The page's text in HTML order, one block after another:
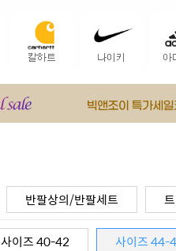
반팔상의/반팔세트
사이즈 40-42 사이즈 44-